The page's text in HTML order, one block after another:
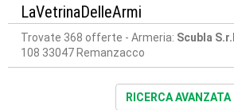
LaVetrinaDelleArmi
Trovate 368 offerte - Armeria: Scubla
108 33047 Remanzacco
RICERCA AVANZATA